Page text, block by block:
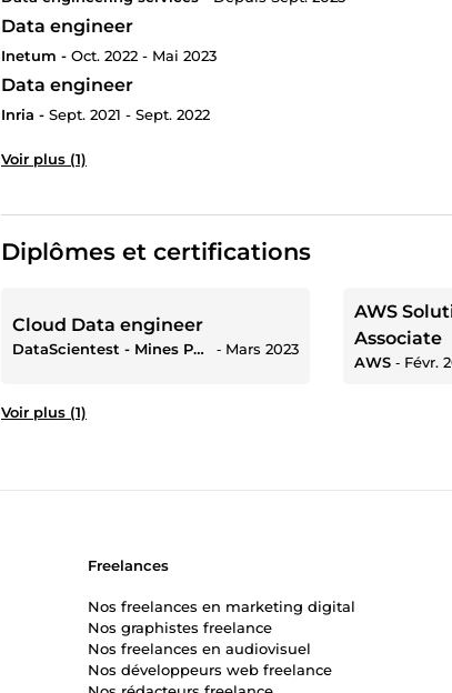
Data engineer
Inetum - Oct. 2022 - Mai 2023
Data engineer
Inria - Sept. 2021 - Sept. 2022
Voir plus (1)
Diplômes et certifications
Cloud Data engineer
DataScientest - Mines Paris PSL ‐ Mars 2023
AWS
Associate
AWS ‐ Févr.
Voir plus (1)
Freelances
Nos freelances en marketing digital
Nos graphistes freelance
Nos freelances en audiovisuel
Nos développeurs web freelance